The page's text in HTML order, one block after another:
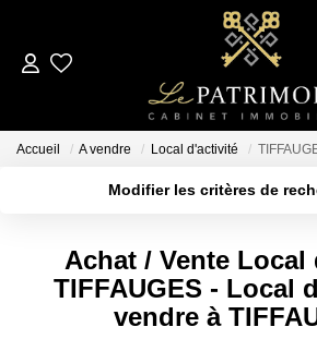
ACCUEIL
Ventes
Locations
Accueil A vendre Local d'activité
Modifier les critères de
Sélectionnez...
Type de bien
Surface
Achat / Vente
TIFFAUGES - Local
vendre à